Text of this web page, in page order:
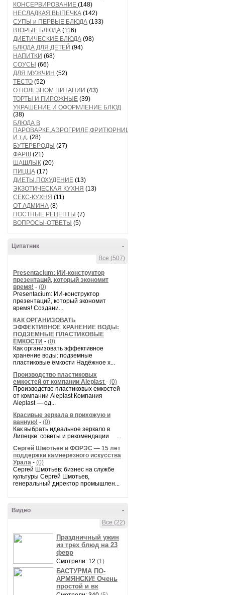
КОНСЕРВИРОВАНИЕ (148)
НЕСЛАДКАЯ ВЫПЕЧКА (142)
СУПЫ и ПЕРВЫЕ БЛЮДА (133)
ВТОРЫЕ БЛЮДА (116)
ДИЕТИЧЕСКИЕ БЛЮДА (98)
БЛЮДА ДЛЯ ДЕТЕЙ (94)
НАПИТКИ (68)
СОУСЫ (66)
ДЛЯ МУЖЧИН (52)
ТЕСТО (52)
О ПОЛЕЗНОМ ПИТАНИИ (43)
ТОРТЫ И ПИРОЖНЫЕ (39)
УКРАШЕНИЕ И ОФОРМЛЕНИЕ БЛЮД
(38)
БЛЮДА В
ПАРОВАРКЕ,АЭРОГРИЛЕ,ФРИТЮРНИЦЕ
И т.д. (28)
БУТЕРБРОДЫ (27)
ФАРШ (21)
ШАШЛЫК (20)
ПИЦЦА (17)
ДИЕТЫ,ПОХУДЕНИЕ (13)
ЭКЗОТИЧЕСКАЯ КУХНЯ (13)
СЕКС-КУХНЯ (11)
ОТ АДМИНА (8)
ПОСТНЫЕ РЕЦЕПТЫ (7)
ВОПРОСЫ-ОТВЕТЫ (5)
-
Цитатник
Все (507)
Presentacium: ИИ‑конструктор
презентаций, который экономит
время! - (0)
Presentacium: ИИ‑конструктор
презентаций, который экономит
время! Создани...
КАК ОРГАНИЗОВАТЬ
ЭФФЕКТИВНОЕ ХРАНЕНИЕ ВОДЫ:
ПОДЗЕМНЫЕ ПЛАСТИКОВЫЕ
ЁМКОСТИ - (0)
Как организовать эффективное
хранение воды: подземные
пластиковые ёмкости Надёжное х...
Производство пластиковых
емкостей от компании Aleplast - (0)
Производство пластиковых емкостей
от компании Aleplast Компания
Aleplast — од...
Красивые зеркала в прихожую и
ванную! - (0)
Как выбрать идеальное зеркало в
Липецке: советы и рекомендации ...
Сергей Шмотьев и ФОРЭС — 15 лет
поддержки камнерезного искусства
Урала - (0)
Сергей Шмотьев: бизнес на службе
культуры Сергей Шмотьев,
генеральный директор промышлен...
-
Видео
Все (22)
Праздничный ужин
из трех блюд на 23
февр
Смотрели: 12 (1)
БАСТУРМА ПО-
АРМЯНСКИ! Очень
простой и вк